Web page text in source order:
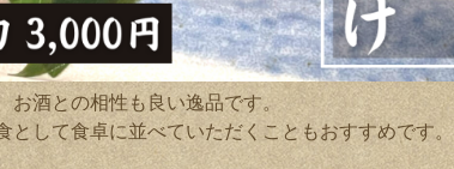
お酒との相性も良い逸品です。
として食卓に並べていただくこともおすすめです。